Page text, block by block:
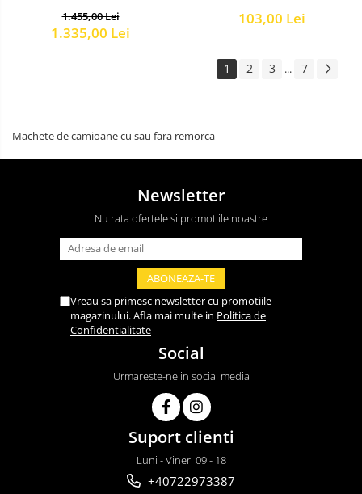
1.455,00 Lei
1.335,00 Lei
103,00 Lei
1 2 3 ... 7
Machete de camioane cu sau fara remorca
Newsletter
Nu rata ofertele si promotiile noastre
Vreau sa primesc newsletter cu promotiile
magazinului. Afla mai multe in Politica de
Confidentialitate
Social
Urmareste-ne in social media
Suport clienti
Luni - Vineri 09 - 18
+40722973387